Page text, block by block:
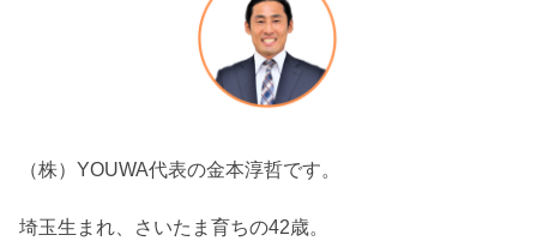
（株）YOUWA代表の金本淳哲です。
埼玉生まれ、さいたま育ちの42歳。